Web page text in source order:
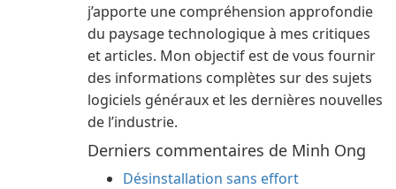
j’apporte une compréhension approfondie
du paysage technologique à mes critiques
et articles. Mon objectif est de vous fournir
des informations complètes sur des sujets
logiciels généraux et les dernières nouvelles
de l’industrie.
Derniers commentaires de Minh Ong
Désinstallation sans effort